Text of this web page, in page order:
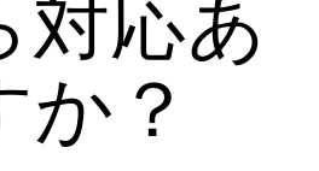
対応あ
か？